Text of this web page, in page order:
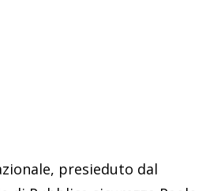
presieduto dal